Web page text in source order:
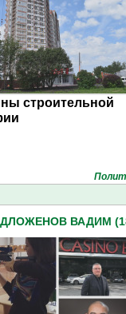
строительной
ВАДИМ